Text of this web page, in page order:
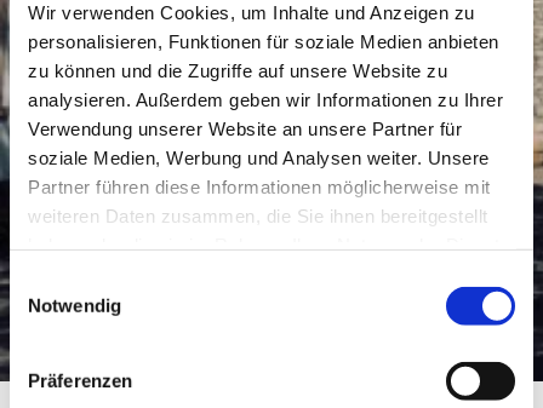
Wir verwenden Cookies, um Inhalte und Anzeigen zu
personalisieren, Funktionen für soziale Medien anbieten
zu können und die Zugriffe auf unsere Website zu
analysieren. Außerdem geben wir Informationen zu Ihrer
Verwendung unserer Website an unsere Partner für
soziale Medien, Werbung und Analysen weiter. Unsere
Partner führen diese Informationen möglicherweise mit
weiteren Daten zusammen, die Sie ihnen bereitgestellt
Einwilligungsauswahl
Notwendig
Präferenzen